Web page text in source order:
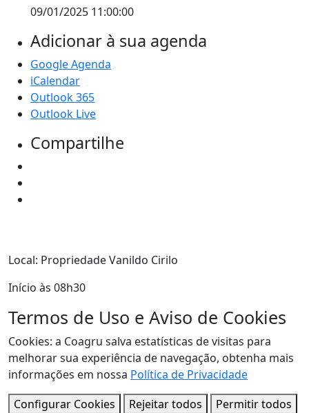
09/01/2025 11:00:00
Adicionar à sua agenda
Google Agenda
iCalendar
Outlook 365
Outlook Live
Compartilhe
Local: Propriedade Vanildo Cirilo
Início às 08h30
Termos de Uso e Aviso de Cookies
Cookies: a Coagru salva estatísticas de visitas para
melhorar sua experiência de navegação, obtenha mais
informações em nossa Política de Privacidade
Configurar Cookies
Rejeitar todos Permitir todos